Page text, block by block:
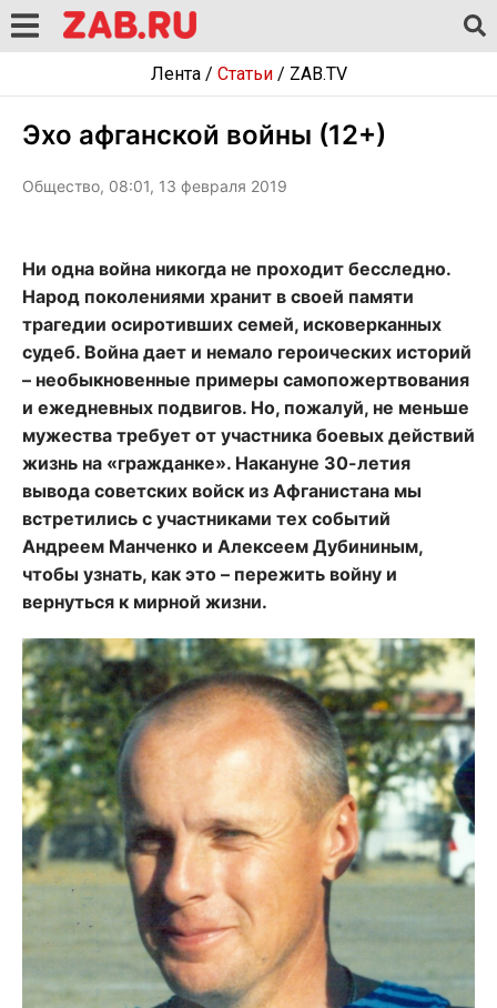
Лента/ Статьи/ ZAB.TV
Эхо афганской войны (12+)
Общество, 08:01, 13 февраля 2019
Ни одна война никогда не проходит бесследно.
Народ поколениями хранит в своей памяти
трагедии осиротивших семей, исковерканных
судеб. Война дает и немало героических историй
– необыкновенные примеры самопожертвования
и ежедневных подвигов. Но, пожалуй, не меньше
мужества требует от участника боевых действий
жизнь на «гражданке». Накануне 30-летия
вывода советских войск из Афганистана мы
встретились с участниками тех событий
Андреем Манченко и Алексеем Дубининым,
чтобы узнать, как это – пережить войну и
вернуться к мирной жизни.